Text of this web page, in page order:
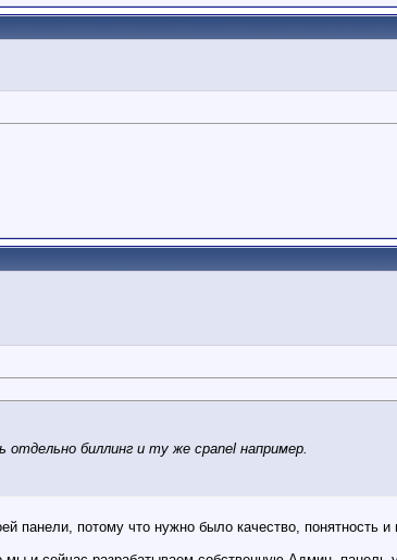
биллинг и ту же cpanel например.
панели, потому что нужно было качество, понятность и